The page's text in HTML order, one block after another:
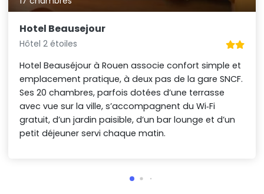
Hotel Beausejour
Hôtel 2 étoiles
Hotel Beauséjour à Rouen associe confort simple et
emplacement pratique, à deux pas de la gare SNCF.
Ses 20 chambres, parfois dotées d’une terrasse
avec vue sur la ville, s’accompagnent du Wi‑Fi
gratuit, d’un jardin paisible, d’un bar lounge et d’un
petit déjeuner servi chaque matin.